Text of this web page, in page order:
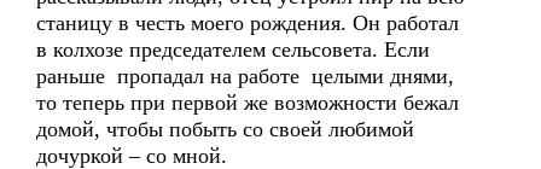
станицу в честь моего рождения. Он работал
в колхозе председателем сельсовета. Если
раньше пропадал на работе целыми днями,
то теперь при первой же возможности бежал
домой, чтобы побыть со своей любимой
дочуркой – со мной.